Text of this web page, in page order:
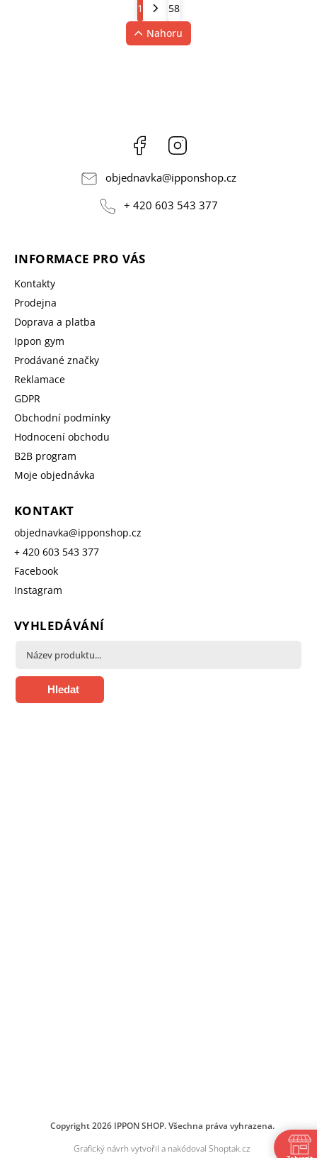
1
58
Nahoru
Facebook
objednavka@ipponshop.cz
+ 420 603 543 377
INFORMACE PRO VÁS
Kontakty
Prodejna
Doprava a platba
Ippon gym
Prodávané značky
Reklamace
GDPR
Obchodní podmínky
Hodnocení obchodu
B2B program
Moje objednávka
KONTAKT
objednavka@ipponshop.cz
+ 420 603 543 377
Facebook
Instagram
VYHLEDÁVÁNÍ
Hledat
Copyright 2026 IPPON SHOP. Všechna práva vyhrazena.
Grafický návrh vytvořil a nakódoval Shoptak.cz